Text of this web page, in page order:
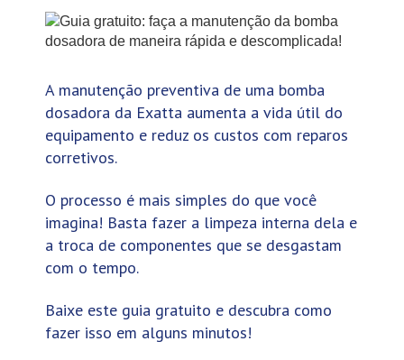
A manutenção preventiva de uma bomba
dosadora da Exatta aumenta a vida útil do
equipamento e reduz os custos com reparos
corretivos.
O processo é mais simples do que você
imagina! Basta fazer a limpeza interna dela e
a troca de componentes que se desgastam
com o tempo.
Baixe este guia gratuito e descubra como
fazer isso em alguns minutos!